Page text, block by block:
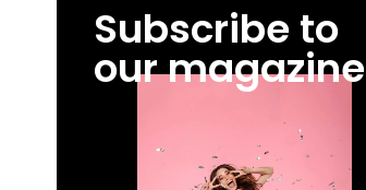
Subscribe to
our magazine